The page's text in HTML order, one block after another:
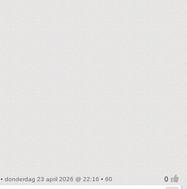
• donderdag 23 april 2026 @ 22:16 • 60